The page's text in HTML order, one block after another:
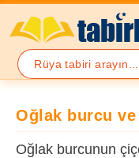
Oğlak burcu
Oğlak burcunun